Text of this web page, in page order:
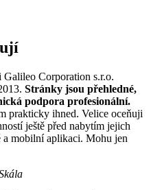
Galileo Corporation s.r.o.
Stránky jsou přehledné,
podpora profesionální.
prakticky ihned. Velice oceňuji
ještě před nabytím jejich
a mobilní aplikaci. Mohu jen